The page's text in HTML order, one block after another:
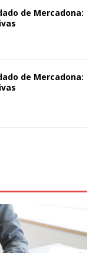
de Mercadona:
de Mercadona: